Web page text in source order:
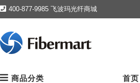
400-877-9985 飞波玛光纤商城
商品分类 首页